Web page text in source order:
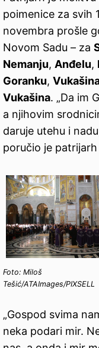
poimenice za svih
novembra prošle
Novom Sadu – za
Nemanju, Anđelu,
Goranku,
Vukašina. „Da im
a njihovim
daruje utehu i
poručio je
Foto: Miloš
Tešić/ATAImages/PIXSELL
„Gospod svima
neka podari mir.